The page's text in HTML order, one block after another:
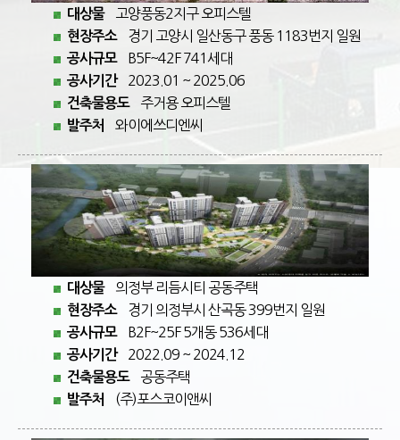
대상물 고양풍동2지구 오피스텔
현장주소 경기 고양시 일산동구 풍동 1183번지 일원
공사규모 B5F~42F 741세대
공사기간 2023.01 ~ 2025.06
건축물용도 주거용 오피스텔
발주처 와이에쓰디엔씨
대상물 의정부 리듬시티 공동주택
현장주소 경기 의정부시 산곡동 399번지 일원
공사규모 B2F~25F 5개동 536세대
공사기간 2022.09 ~ 2024.12
건축물용도 공동주택
발주처 (주)포스코이앤씨